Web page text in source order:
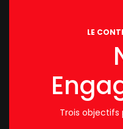
LE
Trois objectifs